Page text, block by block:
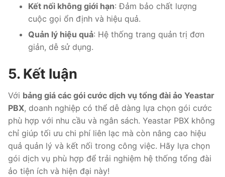
Kết nối không giới hạn: Đảm bảo chất lượng
cuộc gọi ổn định và hiệu quả.
Quản lý hiệu quả: Hệ thống trang quản trị đơn
giản, dễ sử dụng.
5. Kết luận
Với bảng giá các gói cước dịch vụ tổng đài ảo Yeastar
PBX, doanh nghiệp có thể dễ dàng lựa chọn gói cước
phù hợp với nhu cầu và ngân sách. Yeastar PBX không
chỉ giúp tối ưu chi phí liên lạc mà còn nâng cao hiệu
quả quản lý và kết nối trong công việc. Hãy lựa chọn
gói dịch vụ phù hợp để trải nghiệm hệ thống tổng đài
ảo tiện ích và hiện đại này!